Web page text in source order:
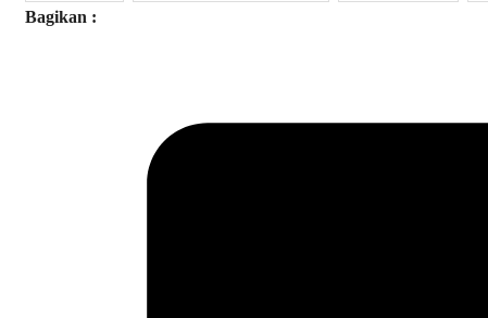
Bagikan :